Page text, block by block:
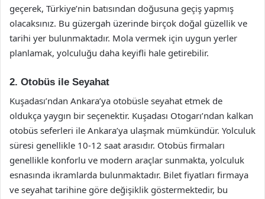
geçerek, Türkiye’nin batısından doğusuna geçiş yapmış
olacaksınız. Bu güzergah üzerinde birçok doğal güzellik ve
tarihi yer bulunmaktadır. Mola vermek için uygun yerler
planlamak, yolculuğu daha keyifli hale getirebilir.
2. Otobüs ile Seyahat
Kuşadası’ndan Ankara’ya otobüsle seyahat etmek de
oldukça yaygın bir seçenektir. Kuşadası Otogarı’ndan kalkan
otobüs seferleri ile Ankara’ya ulaşmak mümkündür. Yolculuk
süresi genellikle 10-12 saat arasıdır. Otobüs firmaları
genellikle konforlu ve modern araçlar sunmakta, yolculuk
esnasında ikramlarda bulunmaktadır. Bilet fiyatları firmaya
ve seyahat tarihine göre değişiklik göstermektedir, bu